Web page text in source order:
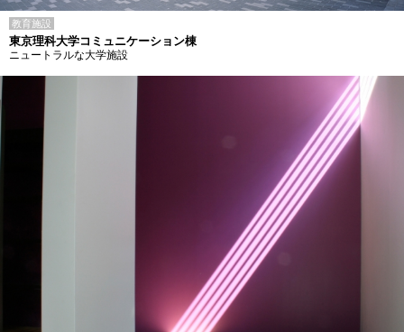
教育施設
東京理科大学コミュニケーション棟
ニュートラルな大学施設